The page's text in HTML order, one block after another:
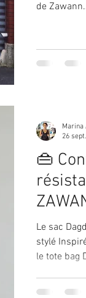
de
👜
Le sac
stylé
le tote bag
Marina
26